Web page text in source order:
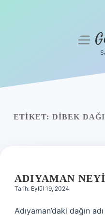
Yasal Uyarı
ETIKET: DIBEK
ADIYAMAN
Tarih: Eylül 19, 2024
Adıyaman’daki dağın